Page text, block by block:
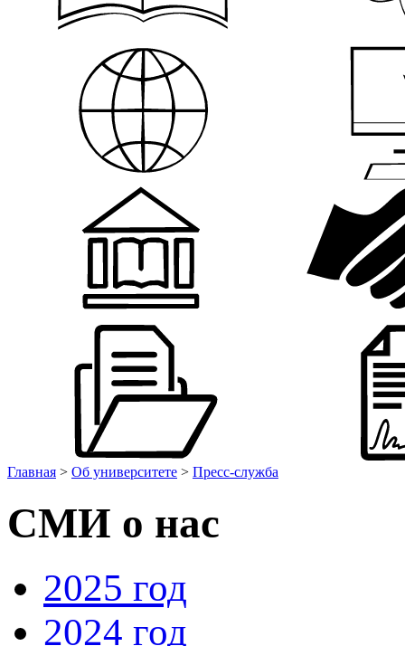
Главная > Об университете > Пресс-служба
СМИ о нас
2025 год
2024 год